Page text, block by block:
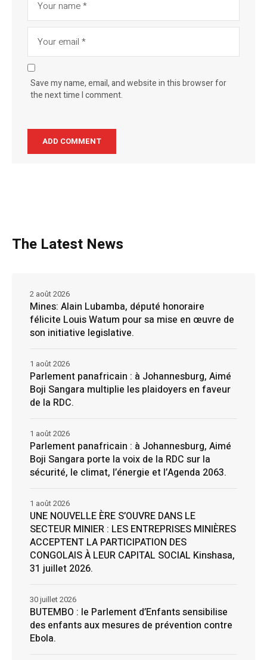
Save my name, email, and website in this browser for
the next time I comment.
The Latest News
Mines: Alain Lubamba, député honoraire
félicite Louis Watum pour sa mise en œuvre de
son initiative legislative.
2 août 2026
Parlement panafricain : à Johannesburg, Aimé
Boji Sangara multiplie les plaidoyers en faveur
de la RDC.
1 août 2026
Parlement panafricain : à Johannesburg, Aimé
Boji Sangara porte la voix de la RDC sur la
sécurité, le climat, l’énergie et l’Agenda 2063.
1 août 2026
UNE NOUVELLE ÈRE S’OUVRE DANS LE
SECTEUR MINIER : LES ENTREPRISES MINIÈRES
ACCEPTENT LA PARTICIPATION DES
CONGOLAIS À LEUR CAPITAL SOCIAL Kinshasa,
31 juillet 2026.
1 août 2026
BUTEMBO : le Parlement d’Enfants sensibilise
des enfants aux mesures de prévention contre
Ebola.
30 juillet 2026